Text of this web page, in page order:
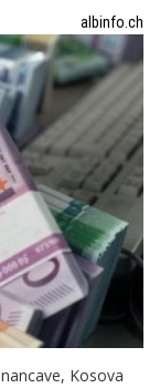
albinfo.ch
Kosova